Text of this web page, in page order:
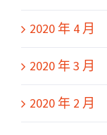
2020 年 4 月
2020 年 3 月
2020 年 2 月